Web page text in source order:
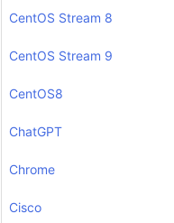
CentOS Stream 8
CentOS Stream 9
CentOS8
ChatGPT
Chrome
Cisco